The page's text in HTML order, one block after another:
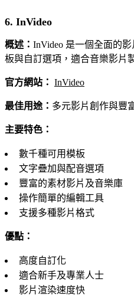
6. InVideo
概述： InVideo 是一個全面的
板與自訂選項，適合音樂影片
官方網站： InVideo
最佳用途： 多元影片創作與豐
主要特色：
數千種可用模板
文字疊加與配音選項
豐富的素材影片及音樂庫
操作簡單的編輯工具
支援多種影片格式
優點：
高度自訂化
適合新手及專業人士
影片渲染速度快